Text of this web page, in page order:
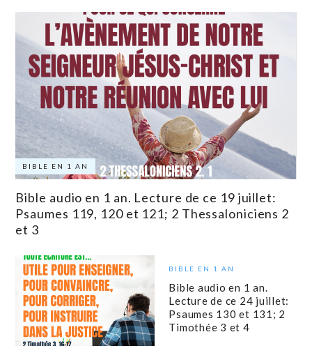
BIBLE EN 1 AN
Bible audio en 1 an. Lecture de ce 19 juillet:
Psaumes 119, 120 et 121; 2 Thessaloniciens 2
et 3
BIBLE EN 1 AN
Bible audio en 1 an.
Lecture de ce 24 juillet:
Psaumes 130 et 131; 2
Timothée 3 et 4